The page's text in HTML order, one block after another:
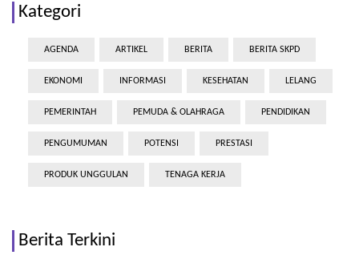
Kategori
AGENDA ARTIKEL BERITA BERITA SKPD
EKONOMI INFORMASI KESEHATAN LELANG
PEMERINTAH PEMUDA & OLAHRAGA PENDIDIKAN
PENGUMUMAN POTENSI PRESTASI
PRODUK UNGGULAN TENAGA KERJA
Berita Terkini